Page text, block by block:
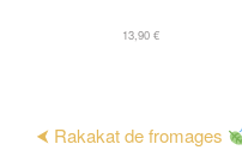
13,90 €
⮜ Rakakat de fromages